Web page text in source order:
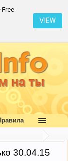
VIEW
30.04.15